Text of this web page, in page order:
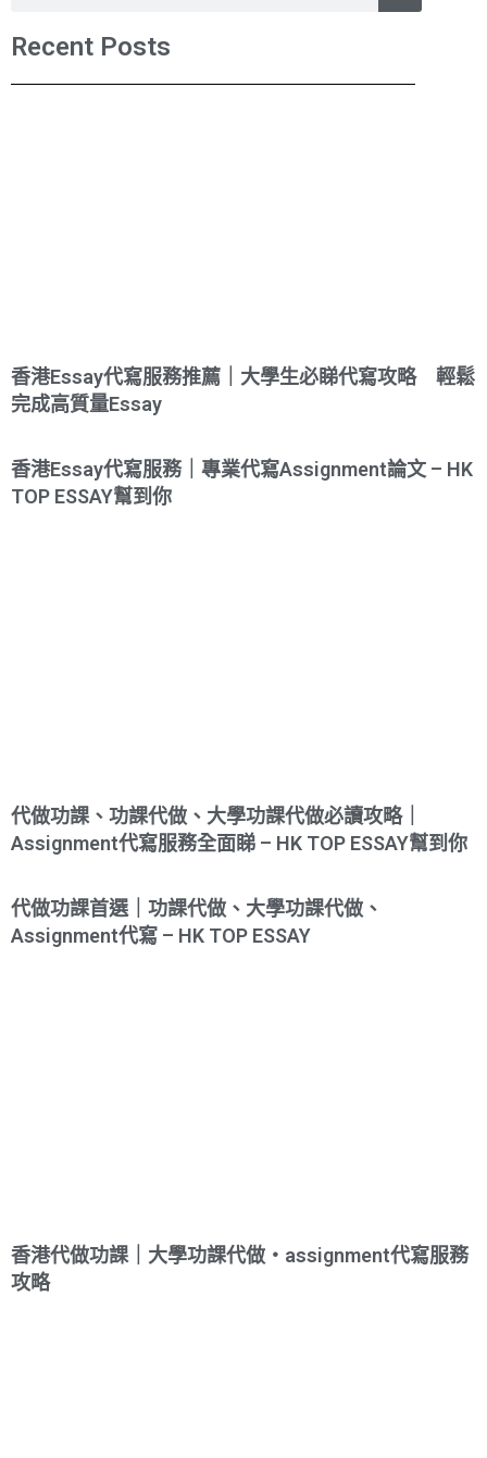
Recent Posts
香港Essay代寫服務推薦｜大學生必睇代寫攻略 輕鬆
完成高質量Essay
香港Essay代寫服務｜專業代寫Assignment論文 – HK
TOP ESSAY幫到你
代做功課、功課代做、大學功課代做必讀攻略｜
Assignment代寫服務全面睇 – HK TOP ESSAY幫到你
代做功課首選｜功課代做、大學功課代做、
Assignment代寫 – HK TOP ESSAY
香港代做功課｜大學功課代做・assignment代寫服務
攻略